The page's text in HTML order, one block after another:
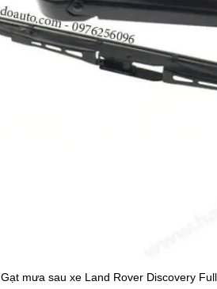
Gạt mưa sau xe Land Rover Discovery